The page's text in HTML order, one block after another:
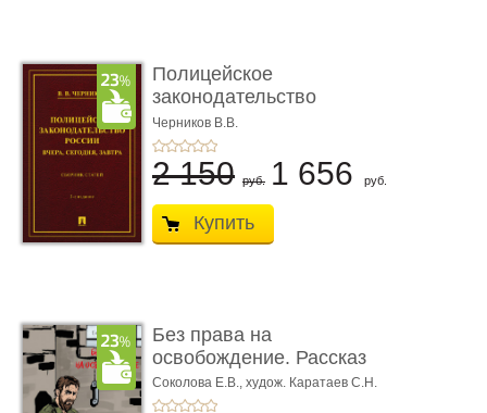
Полицейское
законодательство
России: вчера, с� ...
Черников В.В.
2 150 руб. 1 656 руб.
Купить
Без права на
освобождение. Рассказ
Соколова Е.В., худож. Каратаев С.Н.